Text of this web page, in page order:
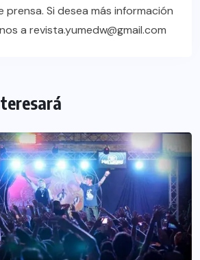
prensa. Si desea más información
a revista.yumedw@gmail.com